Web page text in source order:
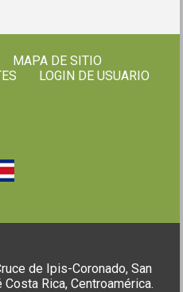
MAPA DE SITIO
LOGIN DE USUARIO
de Ipis-Coronado, San
Rica, Centroamérica.